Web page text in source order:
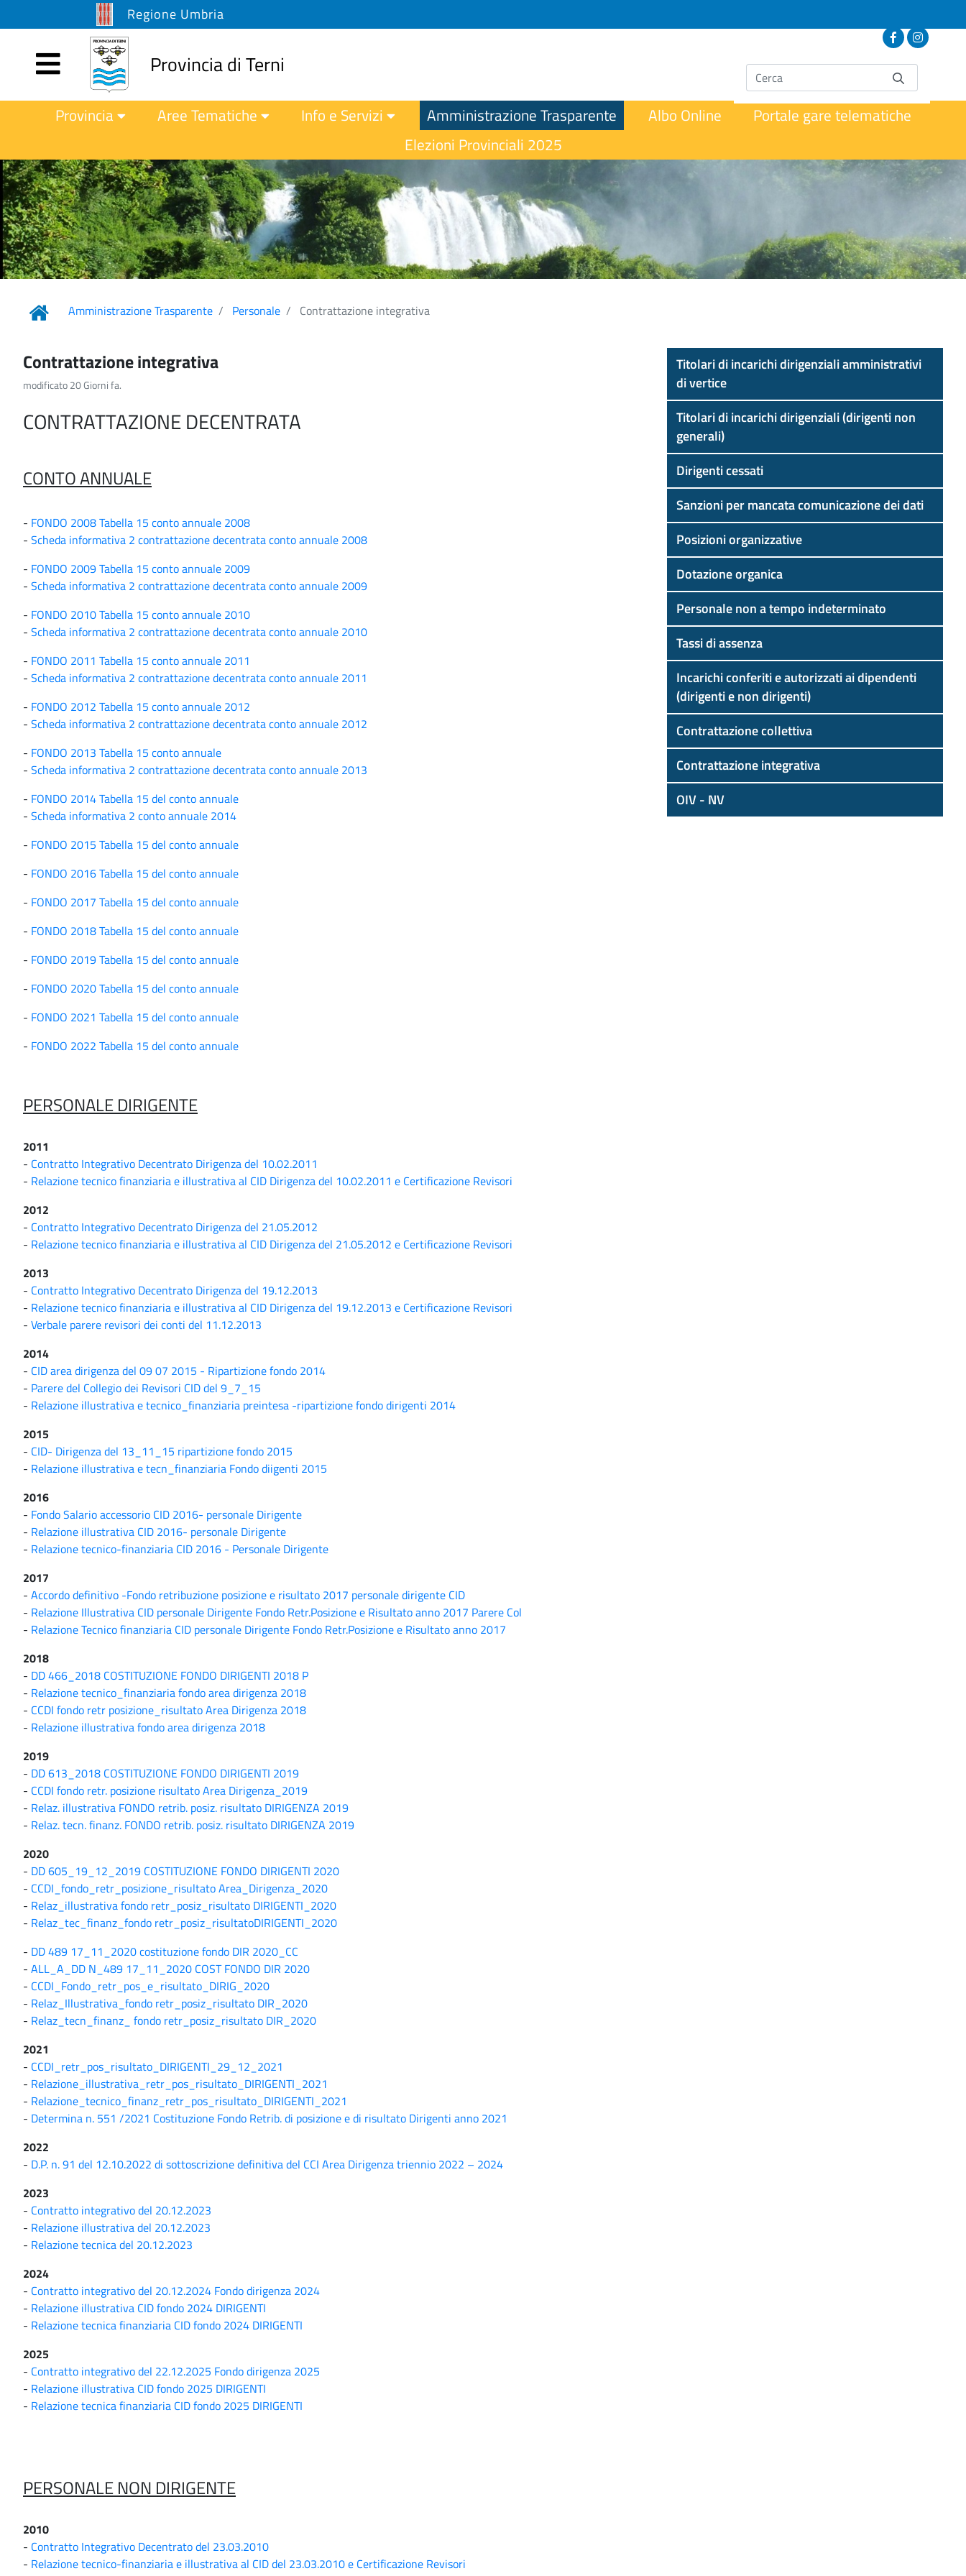
Regione Umbria
Provincia di Terni
Provincia Aree Tematiche Info e Servizi Amministrazione Trasparente Albo Online
Portale gare telematiche
Elezioni Provinciali 2025
Amministrazione Trasparente Personale Contrattazione integrativa
Contrattazione integrativa
modificato 20 Giorni fa.
CONTRATTAZIONE DECENTRATA
CONTO ANNUALE
- FONDO 2008 Tabella 15 conto annuale 2008
- Scheda informativa 2 contrattazione decentrata conto annuale 2008
- FONDO 2009 Tabella 15 conto annuale 2009
- Scheda informativa 2 contrattazione decentrata conto annuale 2009
- FONDO 2010 Tabella 15 conto annuale 2010
- Scheda informativa 2 contrattazione decentrata conto annuale 2010
- FONDO 2011 Tabella 15 conto annuale 2011
- Scheda informativa 2 contrattazione decentrata conto annuale 2011
- FONDO 2012 Tabella 15 conto annuale 2012
- Scheda informativa 2 contrattazione decentrata conto annuale 2012
- FONDO 2013 Tabella 15 conto annuale
- Scheda informativa 2 contrattazione decentrata conto annuale 2013
- FONDO 2014 Tabella 15 del conto annuale
- Scheda informativa 2 conto annuale 2014
- FONDO 2015 Tabella 15 del conto annuale
- FONDO 2016 Tabella 15 del conto annuale
- FONDO 2017 Tabella 15 del conto annuale
- FONDO 2018 Tabella 15 del conto annuale
- FONDO 2019 Tabella 15 del conto annuale
- FONDO 2020 Tabella 15 del conto annuale
- FONDO 2021 Tabella 15 del conto annuale
- FONDO 2022 Tabella 15 del conto annuale
PERSONALE DIRIGENTE
2011
- Contratto Integrativo Decentrato Dirigenza del 10.02.2011
- Relazione tecnico finanziaria e illustrativa al CID Dirigenza del 10.02.2011 e Certificazione Revisori
2012
- Contratto Integrativo Decentrato Dirigenza del 21.05.2012
- Relazione tecnico finanziaria e illustrativa al CID Dirigenza del 21.05.2012 e Certificazione Revisori
2013
- Contratto Integrativo Decentrato Dirigenza del 19.12.2013
- Relazione tecnico finanziaria e illustrativa al CID Dirigenza del 19.12.2013 e Certificazione Revisori
- Verbale parere revisori dei conti del 11.12.2013
2014
- CID area dirigenza del 09 07 2015 - Ripartizione fondo 2014
- Parere del Collegio dei Revisori CID del 9_7_15
- Relazione illustrativa e tecnico_finanziaria preintesa -ripartizione fondo dirigenti 2014
2015
- CID- Dirigenza del 13_11_15 ripartizione fondo 2015
- Relazione illustrativa e tecn_finanziaria Fondo diigenti 2015
2016
- Fondo Salario accessorio CID 2016- personale Dirigente
- Relazione illustrativa CID 2016- personale Dirigente
- Relazione tecnico-finanziaria CID 2016 - Personale Dirigente
2017
- Accordo definitivo -Fondo retribuzione posizione e risultato 2017 personale dirigente CID
- Relazione Illustrativa CID personale Dirigente Fondo Retr.Posizione e Risultato anno 2017 Parere Col
- Relazione Tecnico finanziaria CID personale Dirigente Fondo Retr.Posizione e Risultato anno 2017
2018
- DD 466_2018 COSTITUZIONE FONDO DIRIGENTI 2018 P
- Relazione tecnico_finanziaria fondo area dirigenza 2018
- CCDI fondo retr posizione_risultato Area Dirigenza 2018
- Relazione illustrativa fondo area dirigenza 2018
2019
- DD 613_2018 COSTITUZIONE FONDO DIRIGENTI 2019
- CCDI fondo retr. posizione risultato Area Dirigenza_2019
- Relaz. illustrativa FONDO retrib. posiz. risultato DIRIGENZA 2019
- Relaz. tecn. finanz. FONDO retrib. posiz. risultato DIRIGENZA 2019
2020
- DD 605_19_12_2019 COSTITUZIONE FONDO DIRIGENTI 2020
- CCDI_fondo_retr_posizione_risultato Area_Dirigenza_2020
- Relaz_illustrativa fondo retr_posiz_risultato DIRIGENTI_2020
- Relaz_tec_finanz_fondo retr_posiz_risultatoDIRIGENTI_2020
- DD 489 17_11_2020 costituzione fondo DIR 2020_CC
- ALL_A_DD N_489 17_11_2020 COST FONDO DIR 2020
- CCDI_Fondo_retr_pos_e_risultato_DIRIG_2020
- Relaz_Illustrativa_fondo retr_posiz_risultato DIR_2020
- Relaz_tecn_finanz_ fondo retr_posiz_risultato DIR_2020
2021
- CCDI_retr_pos_risultato_DIRIGENTI_29_12_2021
- Relazione_illustrativa_retr_pos_risultato_DIRIGENTI_2021
- Relazione_tecnico_finanz_retr_pos_risultato_DIRIGENTI_2021
- Determina n. 551 /2021 Costituzione Fondo Retrib. di posizione e di risultato Dirigenti anno 2021
2022
- D.P. n. 91 del 12.10.2022 di sottoscrizione definitiva del CCI Area Dirigenza triennio 2022 – 2024
2023
- Contratto integrativo del 20.12.2023
- Relazione illustrativa del 20.12.2023
- Relazione tecnica del 20.12.2023
2024
- Contratto integrativo del 20.12.2024 Fondo dirigenza 2024
- Relazione illustrativa CID fondo 2024 DIRIGENTI
- Relazione tecnica finanziaria CID fondo 2024 DIRIGENTI
2025
- Contratto integrativo del 22.12.2025 Fondo dirigenza 2025
- Relazione illustrativa CID fondo 2025 DIRIGENTI
- Relazione tecnica finanziaria CID fondo 2025 DIRIGENTI
PERSONALE NON DIRIGENTE
2010
- Contratto Integrativo Decentrato del 23.03.2010
- Relazione tecnico-finanziaria e illustrativa al CID del 23.03.2010 e Certificazione Revisori
Titolari di incarichi dirigenziali amministrativi
di vertice
Titolari di incarichi dirigenziali (dirigenti non
generali)
Dirigenti cessati
Sanzioni per mancata comunicazione dei dati
Posizioni organizzative
Dotazione organica
Personale non a tempo indeterminato
Tassi di assenza
Incarichi conferiti e autorizzati ai dipendenti
(dirigenti e non dirigenti)
Contrattazione collettiva
Contrattazione integrativa
OIV - NV